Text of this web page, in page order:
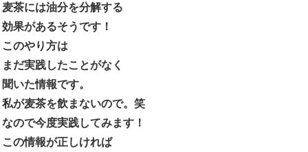
麦茶には油分を分解する
効果があるそうです！
このやり方は
まだ実践したことがなく
聞いた情報です。
私が麦茶を飲まないので。笑
なので今度実践してみます！
この情報が正しければ